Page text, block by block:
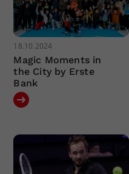
18.10.2024
Magic Moments in
the City by Erste
Bank